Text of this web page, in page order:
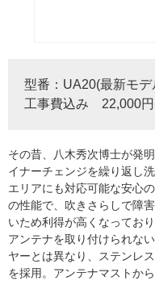
型番：UA20(最新モデ
工事費込み 22,000円
その昔、八木秀次博士が発
イナーチェンジを繰り返し
エリアにも対応可能な安心
の性能で、吹きさらしで障
いため利得が高くなってお
アンテナを取り付けられな
ヤーとは異なり、ステンレ
を採用。アンテナマストか